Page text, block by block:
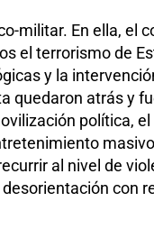
militar. En ella, el
el terrorismo de
y la
quedaron atrás y
política, el
al nivel de
con